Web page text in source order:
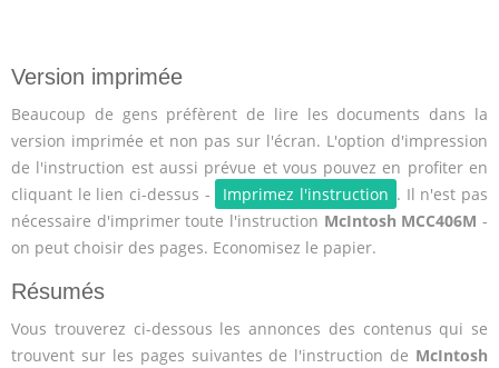
Version imprimée
Beaucoup de gens préfèrent de lire les documents dans la
version imprimée et non pas sur l'écran. L'option d'impression
de l'instruction est aussi prévue et vous pouvez en profiter en
cliquant le lien ci-dessus -
Imprimez l'instruction . Il n'est pas
nécessaire d'imprimer toute l'instruction McIntosh MCC406M -
on peut choisir des pages. Economisez le papier.
Résumés
Vous trouverez ci-dessous les annonces des contenus qui se
trouvent sur les pages suivantes de l'instruction de McIntosh